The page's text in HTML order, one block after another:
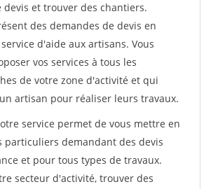
devis et trouver des chantiers.
des demandes de devis en
d'aide aux artisans. Vous
vos services à tous les
de votre zone d'activité et qui
artisan pour réaliser leurs travaux.
service permet de vous mettre en
particuliers demandant des devis
et pour tous types de travaux.
secteur d'activité, trouver des